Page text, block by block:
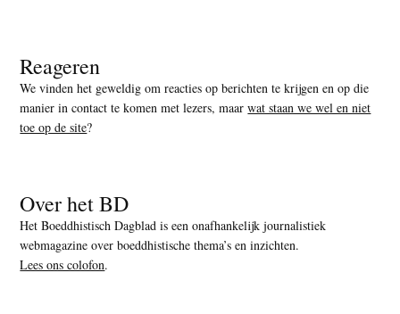
Reageren
We vinden het geweldig om reacties op berichten te krijgen en op die
manier in contact te komen met lezers, maarwat staan we wel en niet
toe op de site?
Over het BD
Het Boeddhistisch Dagblad is een onafhankelijk journalistiek
webmagazine over boeddhistische thema’s en inzichten.
Lees ons colofon.